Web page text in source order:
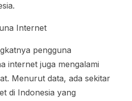
Internet
pengguna
internet juga mengalami
Menurut data, ada sekitar
di Indonesia yang